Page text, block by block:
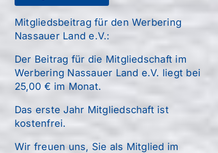
Mitgliedsbeitrag für den Werbering
Nassauer Land e.V.:
Der Beitrag für die Mitgliedschaft im
Werbering Nassauer Land e.V. liegt bei
25,00 € im Monat.
Das erste Jahr Mitgliedschaft ist
kostenfrei.
Wir freuen uns, Sie als Mitglied im